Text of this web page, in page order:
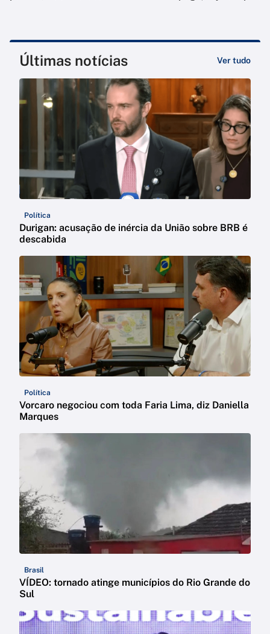
Últimas notícias Ver tudo
Política
Durigan: acusação de inércia da União sobre BRB é
descabida
Política
Vorcaro negociou com toda Faria Lima, diz Daniella
Marques
Brasil
VÍDEO: tornado atinge municípios do Rio Grande do
Sul